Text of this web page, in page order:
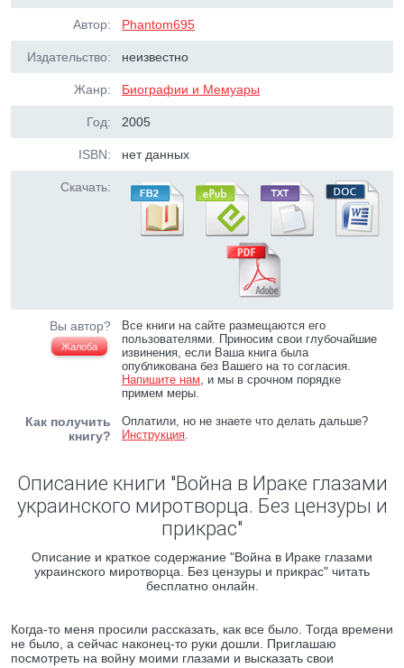
Автор: Phantom695
Издательство: неизвестно
Жанр: Биографии и Мемуары
Год: 2005
ISBN: нет данных
Скачать:
Вы автор?
Жалоба
Все книги на сайте размещаются его
пользователями. Приносим свои глубочайшие
извинения, если Ваша книга была
опубликована без Вашего на то согласия.
Напишите нам, и мы в срочном порядке
примем меры.
Как получить
книгу?
Оплатили, но не знаете что делать дальше?
Инструкция.
Описание книги "Война в Ираке глазами
украинского миротворца. Без цензуры и
прикрас"
Описание и краткое содержание "Война в Ираке глазами
украинского миротворца. Без цензуры и прикрас" читать
бесплатно онлайн.
Когда-то меня просили рассказать, как все было. Тогда времени
не было, а сейчас наконец-то руки дошли. Приглашаю
посмотреть на войну моими глазами и высказать свои